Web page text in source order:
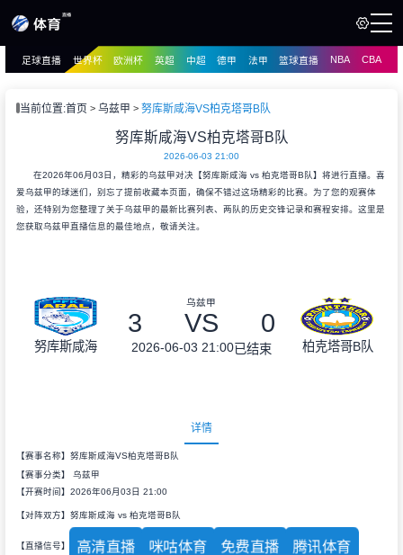
播
足球直播 世界杯 欧洲杯 英超 中超 德甲 法甲 篮球直播 NBA CBA
当前位置:首页 乌兹甲 努库斯咸海VS柏克塔哥B队
努库斯咸海VS柏克塔哥B队
2026-06-03 21:00
在2026年06月03日，精彩的乌兹甲对决【努库斯咸海 vs 柏克塔哥B队】将进行直播。喜
爱乌兹甲的球迷们，别忘了提前收藏本页面，确保不错过这场精彩的比赛。为了您的观赛体
验，还特别为您整理了关于乌兹甲的最新比赛列表、两队的历史交锋记录和赛程安排。这里是
您获取乌兹甲直播信息的最佳地点，敬请关注。
努库斯咸海
乌兹甲
3 VS 0
2026-06-03 21:00已结束 柏克塔哥B队
详情
【赛事名称】努库斯咸海VS柏克塔哥B队
【赛事分类】 乌兹甲
【开赛时间】2026年06月03日 21:00
【对阵双方】努库斯咸海 vs 柏克塔哥B队
【直播信号】 高清直播 咪咕体育 免费直播 腾讯体育